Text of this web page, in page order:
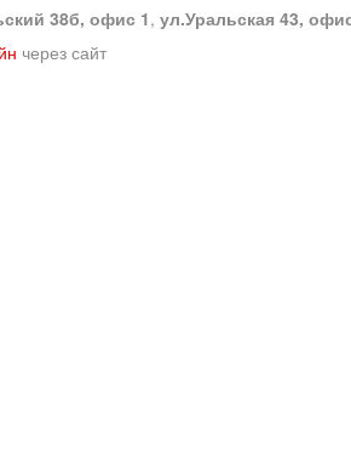
38б, офис 1, ул.Уральская 43,
через сайт